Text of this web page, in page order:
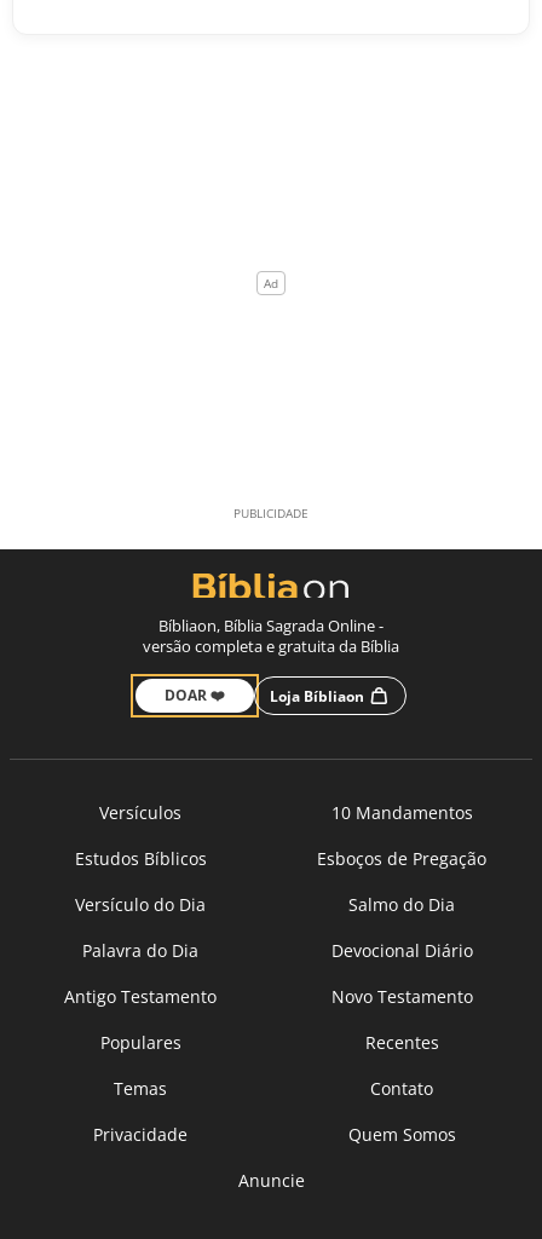
Bíbliaon, Bíblia Sagrada Online -
versão completa e gratuita da Bíblia
DOAR ❤️ Loja Bíbliaon
Versículos
10 Mandamentos
Estudos Bíblicos
Esboços de Pregação
Versículo do Dia
Salmo do Dia
Palavra do Dia
Devocional Diário
Antigo Testamento
Novo Testamento
Populares
Recentes
Temas
Contato
Privacidade
Quem Somos
Anuncie